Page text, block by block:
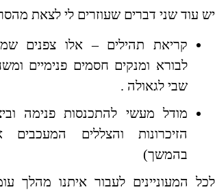
יש עוד שני דברים שעוזרים לי לצאת
קריאת תהילים – אלו צפנים
לבורא ומנקים חסמים פנימיים
שבי לגאולה .
מודל מעשי להתכנסות פנימה
הזיכרונות והצללים המעכבים
בהמשך)
לכל המעוניינים לעבור איתנו מהלך